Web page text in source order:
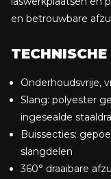
en betrouwbare
Onderhoudsvrije,
Slang: polyester
ingesealde
Buissecties:
slangdelen
360° draaibare